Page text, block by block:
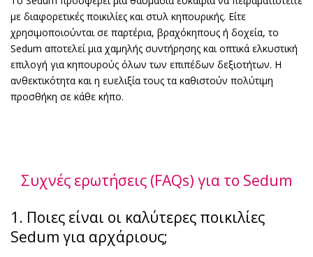
με διαφορετικές ποικιλίες και στυλ κηπουρικής. Είτε
χρησιμοποιούνται σε παρτέρια, βραχόκηπους ή δοχεία, το
Sedum αποτελεί μια χαμηλής συντήρησης και οπτικά ελκυστική
επιλογή για κηπουρούς όλων των επιπέδων δεξιοτήτων. Η
ανθεκτικότητα και η ευελιξία τους τα καθιστούν πολύτιμη
προσθήκη σε κάθε κήπο.
Συχνές ερωτήσεις (FAQs) για το Sedum
1. Ποιες είναι οι καλύτερες ποικιλίες
Sedum για αρχάριους;